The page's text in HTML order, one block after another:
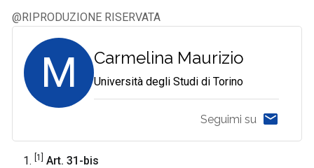
@RIPRODUZIONE RISERVATA
M Carmelina Maurizio
Università degli Studi di Torino
Seguimi su
[1]
Art. 31-bis